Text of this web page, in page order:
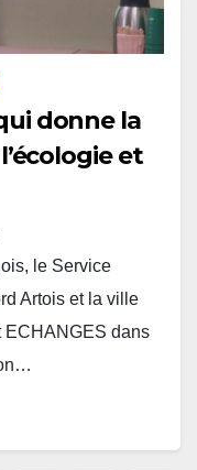
donne la
et
le Service
Artois et la ville
ECHANGES dans